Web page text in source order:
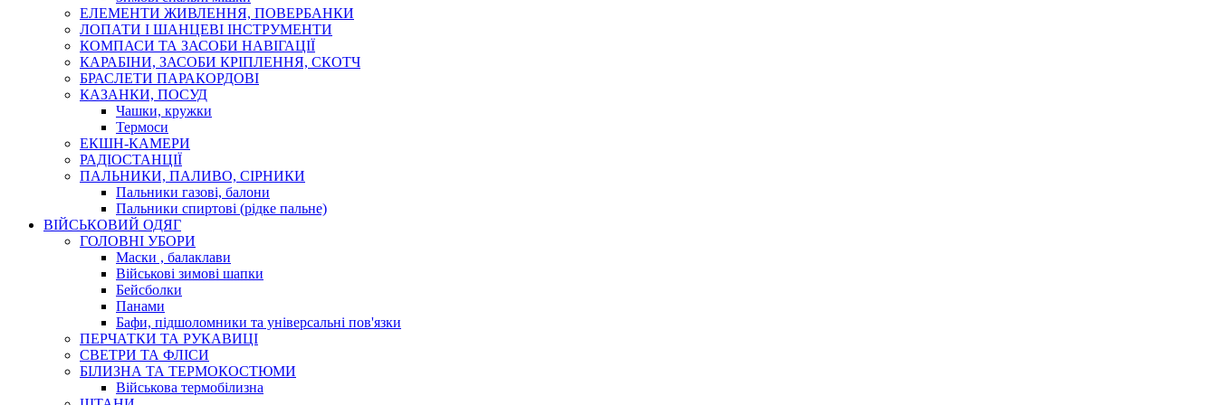
ЕЛЕМЕНТИ ЖИВЛЕННЯ, ПОВЕРБАНКИ
ЛОПАТИ І ШАНЦЕВІ ІНСТРУМЕНТИ
КОМПАСИ ТА ЗАСОБИ НАВІГАЦІЇ
КАРАБІНИ, ЗАСОБИ КРІПЛЕННЯ, СКОТЧ
БРАСЛЕТИ ПАРАКОРДОВІ
КАЗАНКИ, ПОСУД
Чашки, кружки
Термоси
ЕКШН-КАМЕРИ
РАДІОСТАНЦІЇ
ПАЛЬНИКИ, ПАЛИВО, СІРНИКИ
Пальники газові, балони
Пальники спиртові (рідке пальне)
ВІЙСЬКОВИЙ ОДЯГ
ГОЛОВНІ УБОРИ
Маски , балаклави
Військові зимові шапки
Бейсболки
Панами
Бафи, підшоломники та універсальні пов'язки
ПЕРЧАТКИ ТА РУКАВИЦІ
СВЕТРИ ТА ФЛІСИ
БІЛИЗНА ТА ТЕРМОКОСТЮМИ
Військова термобілизна